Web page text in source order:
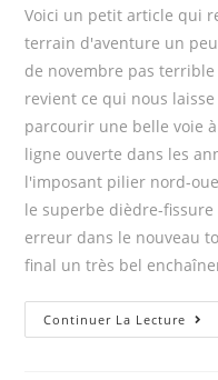
Voici un petit article qui
terrain d'aventure un
de novembre pas
revient ce qui nous
parcourir une belle voie
ligne ouverte dans les
l'imposant pilier nord-
le superbe dièdre-
erreur dans le nouveau
final un très bel
Continuer La Lecture